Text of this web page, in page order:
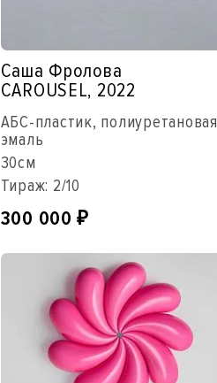
Саша Фролова
CAROUSEL, 2022
АБС-пластик, полиуретановая
эмаль
30см
Тираж: 2/10
300 000₽